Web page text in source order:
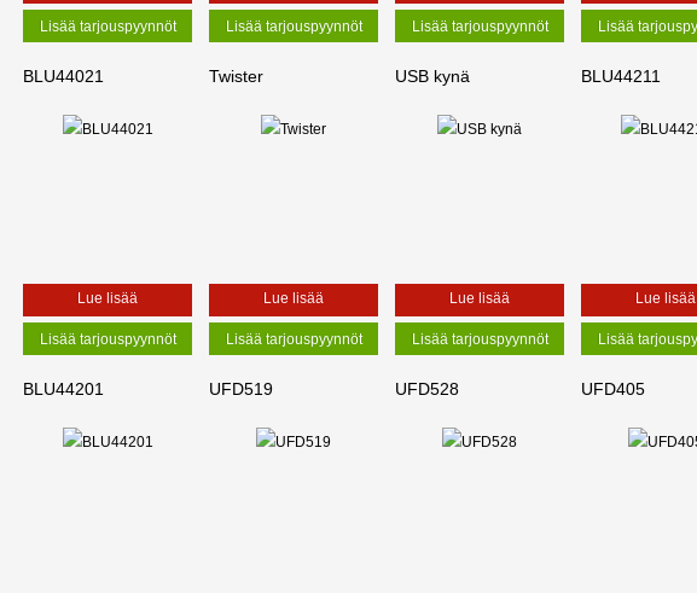
BLU44021
Lue lisää
Twister
Lue lisää
USB kynä
Lue lisää
BLU44211
Lue lisää
BLU44201 UFD519 UFD528 UFD405